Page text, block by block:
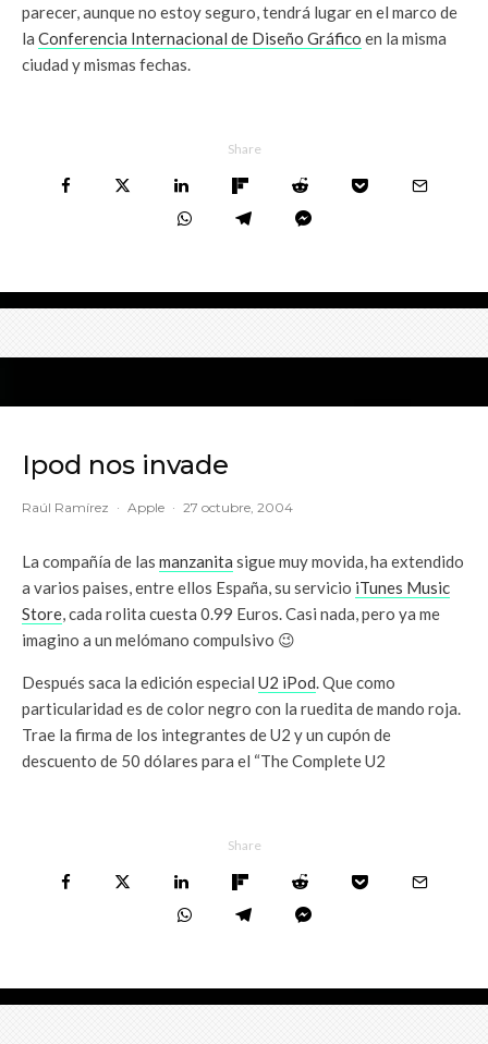
parecer, aunque no estoy seguro, tendrá lugar en el marco de
la Conferencia Internacional de Diseño Gráfico en la misma
ciudad y mismas fechas.
Share
Ipod nos invade
Raúl Ramírez · Apple · 27 octubre, 2004
La compañía de las manzanita sigue muy movida, ha extendido
a varios paises, entre ellos España, su servicio iTunes Music
Store, cada rolita cuesta 0.99 Euros. Casi nada, pero ya me
imagino a un melómano compulsivo 😉
Después saca la edición especial U2 iPod. Que como
particularidad es de color negro con la ruedita de mando roja.
Trae la firma de los integrantes de U2 y un cupón de
descuento de 50 dólares para el “The Complete U2
Share